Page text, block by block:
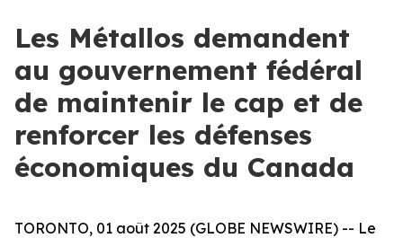
Les Métallos demandent
au gouvernement fédéral
de maintenir le cap et de
renforcer les défenses
économiques du Canada
TORONTO, 01 août 2025 (GLOBE NEWSWIRE) -- Le